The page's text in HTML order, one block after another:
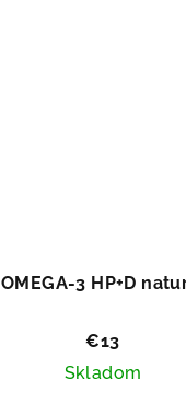
OMEGA-3 HP+D
€13
Skladom